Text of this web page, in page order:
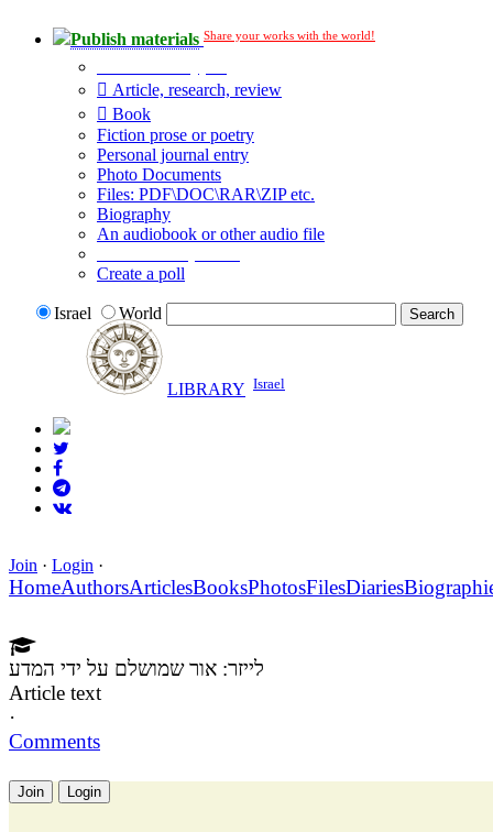
Publish materials Share your works with the world!
Article, research, review
Book
Fiction prose or poetry
Personal journal entry
Photo Documents
Files: PDF\DOC\RAR\ZIP etc.
Biography
An audiobook or other audio file
Create a poll
Israel World
LIBRARY Israel
Join · Login ·
HomeAuthorsArticlesBooksPhotosFilesDiaries
לייזר: אור שמושלם על ידי המדע
Article text
·
Comments
Join Login